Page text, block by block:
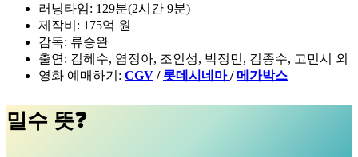
러닝타임: 129분(2시간 9분)
제작비: 175억 원
감독: 류승완
출연: 김혜수, 염정아, 조인성, 박정민, 김종수, 고민시 외
영화 예매하기: CGV / 롯데시네마/ 메가박스
밀수 뜻❓